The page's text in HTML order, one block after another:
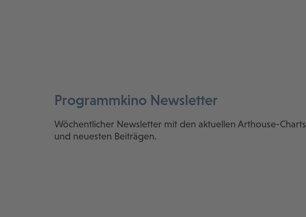
Programmkino Newsletter
Wöchentlicher Newsletter mit den aktuellen Arthouse-Charts
und neuesten Beiträgen.